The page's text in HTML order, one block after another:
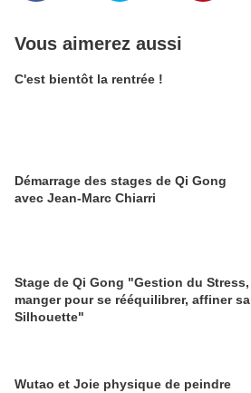
Vous aimerez aussi
C'est bientôt la rentrée !
Démarrage des stages de Qi Gong
avec Jean-Marc Chiarri
Stage de Qi Gong "Gestion du Stress,
manger pour se rééquilibrer, affiner sa
Silhouette"
Wutao et Joie physique de peindre